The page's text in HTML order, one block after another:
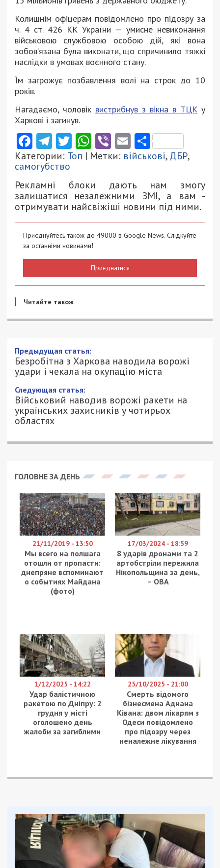
Колишнім офіцерам повідомлено про підозру за
ч. 4 ст. 426 КК України — умисне невиконання
військовою службовою особою дій, які вона
зобов’язана була виконати, що спричинило тяжкі
наслідки в умовах воєнного стану.
Їм загрожує позбавлення волі на строк до 10
років.
Нагадаємо, чоловік вистрибнув з вікна в ТЦК у
Харкові і загинув.
Facebook
Telegram
Twitter
WhatsApp
ViberEmail
Категории: Топ | Метки: військові,ДБР,
самогубство
Рекламні блоки дають нам змогу
залишатися незалежними ЗМІ, а вам -
отримувати найсвіжіші новини під ними.
Приєднуйтесь також до 49000 в Google News. Слідкуйте
за останніми новинами!
Приєднатися
Читайте також
Безробітна з Харкова наводила ворожі
удари і чекала на окупацію міста
18/06/2025 - 15:00
АННА БАУМАН - СПЕЦИАЛЬНО ДЛЯ
49000.COM.UA
805
Служба безпеки затримала ще одну агентку
російської воєнної розвідки (більш відому як гру) у
Харкові. Зловмисниця коригувала ракетно-
виявилася 46-річна місцева безробітна. У поле
зору російської спецслужби жінка потрапила,
коли закликала у Телеграм-каналах до штурму
та захоплення Харкова.
Після вербування куратор направив агентці
перелік локацій, за якими вона мала «перевірити»
ймовірне базування Сил оборони.
Для цього фігурантка проходила поблизу
визначених об’єктів та вела спостереження за
агентка фотографувала потенційну «ціль» з
Співробітники СБУ задокументували підривну
діяльність зловмисниці й затримали її.
Також Служба безпеки вжила комплексних
заходів для убезпечення локацій Сил оборони.